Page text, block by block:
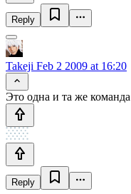
Reply
Takeji Feb 2 2009 at 16:20
Это одна и та же команда
Reply